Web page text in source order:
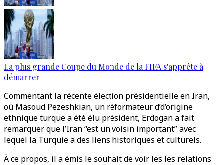
La plus grande Coupe du Monde de la FIFA s'apprête à
démarrer
Commentant la récente élection présidentielle en Iran,
où Masoud Pezeshkian, un réformateur d’d’origine
ethnique turque a été élu président, Erdogan a fait
remarquer que l’Iran “est un voisin important” avec
lequel la Turquie a des liens historiques et culturels.
À ce propos, il a émis le souhait de voir les les relations